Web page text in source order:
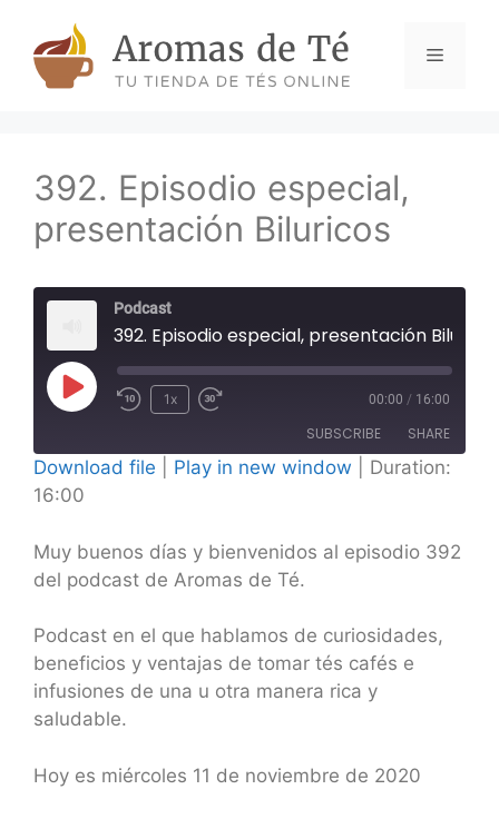
content
Menu
392. Episodio especial,
presentación Biluricos
Podcast
Play
1x 00:00 / 16:00
SUBSCRIBE SHARE
SHARE
LINK
EMBED
Download file Play in new window
Duration:
16:00
Muy buenos días y bienvenidos al episodio 392
del podcast de Aromas de Té.
Podcast en el que hablamos de curiosidades,
beneficios y ventajas de tomar tés cafés e
infusiones de una u otra manera rica y
saludable.
Hoy es miércoles 11 de noviembre de 2020